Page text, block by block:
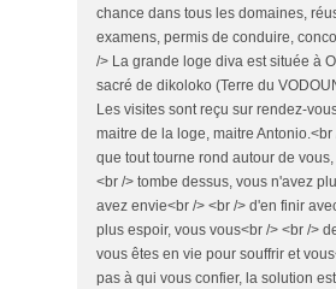
chance dans tous les domaines,
examens, permis de conduire,
/> La grande loge diva est située à
sacré de dikoloko (Terre du
Les visites sont reçu sur rendez-
maitre de la loge, maitre
que tout tourne rond autour de
<br /> tombe dessus, vous n'avez
avez envie<br /> <br /> d'en finir
plus espoir, vous vous<br /> <br />
vous êtes en vie pour souffrir et
pas à qui vous confier, la solution